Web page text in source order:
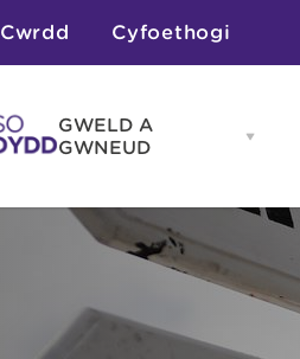
Cwrdd Cyfoethogi
GWELD A
GWNEUD
Open
menu
Atyniadau
Gweithgareddau
Adloniant
Siopa
Teithiau a Golygfeydd